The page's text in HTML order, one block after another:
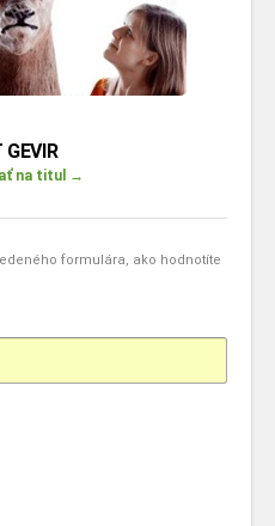
GEVIR
na titul →
formulára, ako hodnotíte